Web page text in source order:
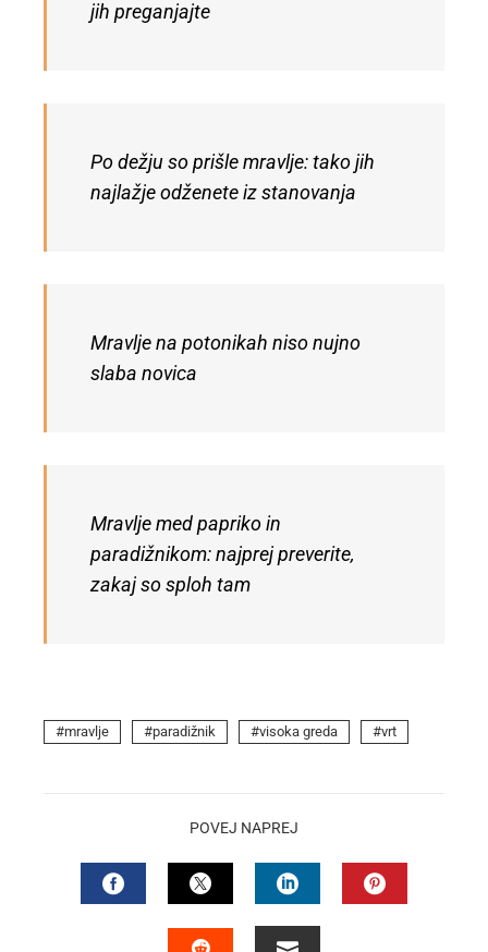
jih preganjajte
Po dežju so prišle mravlje: tako jih
najlažje odženete iz stanovanja
Mravlje na potonikah niso nujno
slaba novica
Mravlje med papriko in
paradižnikom: najprej preverite,
zakaj so sploh tam
mravlje paradižnik visoka greda vrt
POVEJ NAPREJ
FACEBOOKTWITTERLINKEDIN